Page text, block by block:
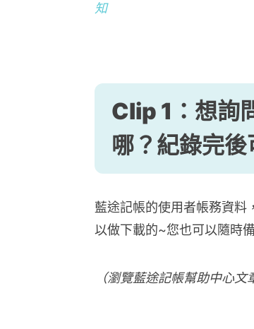
知
Clip 1：想詢
哪 ？紀錄完
藍途記帳的使用者帳務資料
以做下載的~您也可以隨時
（瀏覽藍途記帳幫助中心文